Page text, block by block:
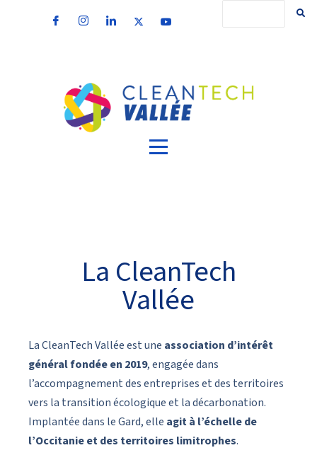
La CleanTech
Vallée
La CleanTech Vallée est une association d’intérêt
général fondée en 2019, engagée dans
l’accompagnement des entreprises et des territoires
vers la transition écologique et la décarbonation.
Implantée dans le Gard, elle agit à l’échelle de
l’Occitanie et des territoires limitrophes.